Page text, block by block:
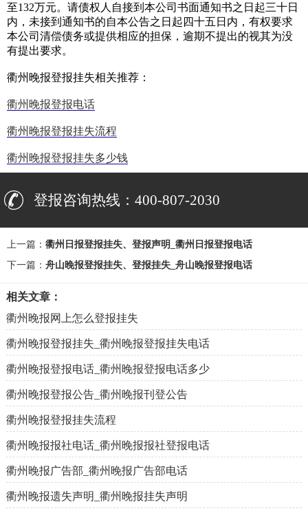
至132万元。请债权人自接到本公司书面通知书之日起三十日
内，未接到通知书的自本公告之日起四十五日内，有权要求
本公司清偿债务或提供相应的担保，逾期不提出的视其为没
有提出要求。
衢州晚报登报挂失相关推荐：
衢州晚报登报电话
衢州晚报登报挂失流程
衢州晚报登报挂失多少钱
登报咨询热线：400-807-2030
上一篇： 衢州日报登报挂失、登报声明_衢州日报登报电话
下一篇： 舟山晚报登报挂失、登报挂失_舟山晚报登报电话
相关文章：
衢州晚报网上怎么登报挂失
衢州晚报登报挂失_衢州晚报登报挂失电话
衢州晚报登报电话_衢州晚报登报电话多少
衢州晚报登报公告_衢州晚报刊登公告
衢州晚报登报挂失流程
衢州晚报报社电话_衢州晚报报社登报电话
衢州晚报广告部_衢州晚报广告部电话
衢州晚报遗失声明_衢州晚报挂失声明